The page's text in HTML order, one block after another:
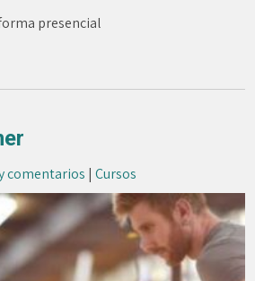
presencial
comentarios |Cursos